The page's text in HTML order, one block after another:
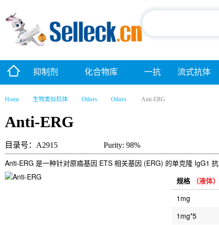
抑制剂 化合物库 一抗 流式抗体
Home 生物类似抗体 Others Others Anti-ERG
Anti-ERG
目录号：A2915 Purity: 98%
Anti-ERG 是一种针对原癌基因 ETS 相关基因 (ERG) 的单克隆 IgG1
规格 （液体）
1mg
1mg*5